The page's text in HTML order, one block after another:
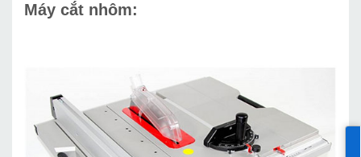
Máy cắt nhôm: